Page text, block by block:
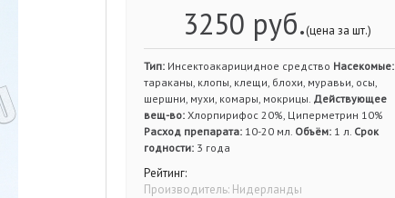
3250 руб.(цена за шт.)
Тип: Инсектоакарицидное средство Насекомые:
тараканы, клопы, клещи, блохи, муравьи, осы,
шершни, мухи, комары, мокрицы. Действующее
вещ-во: Хлорпирифос 20%, Циперметрин 10%
Расход препарата: 10-20 мл. Объём: 1 л. Срок
годности: 3 года
Рейтинг:
Производитель: Нидерланды